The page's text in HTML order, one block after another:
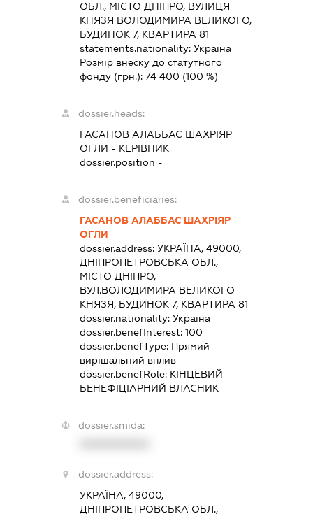
ОБЛ., МІСТО ДНІПРО, ВУЛИЦЯ
КНЯЗЯ ВОЛОДИМИРА ВЕЛИКОГО,
БУДИНОК 7, КВАРТИРА 81
statements.nationality:Україна
Розмір внеску до статутного
фонду (грн.):74 400 (100 %)
dossier.heads:
ГАСАНОВ АЛАББАС ШАХРІЯР
ОГЛИ - КЕРІВНИК
dossier.position -
dossier.beneficiaries:
ГАСАНОВ АЛАББАС ШАХРІЯР
ОГЛИ
dossier.address:УКРАЇНА, 49000,
ДНІПРОПЕТРОВСЬКА ОБЛ.,
МІСТО ДНІПРО,
ВУЛ.ВОЛОДИМИРА ВЕЛИКОГО
КНЯЗЯ, БУДИНОК 7, КВАРТИРА 81
dossier.nationality:Україна
dossier.benefInterest:100
dossier.benefType: Прямий
вирішальний вплив
dossier.benefRole: КІНЦЕВИЙ
БЕНЕФІЦІАРНИЙ ВЛАСНИК
dossier.smida:
dossier.address:
УКРАЇНА, 49000,
ДНІПРОПЕТРОВСЬКА ОБЛ.,